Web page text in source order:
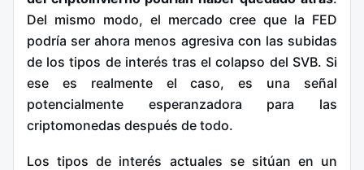
Del mismo modo, el mercado cree que la FED
podría ser ahora menos agresiva con las subidas
de los tipos de interés tras el colapso del SVB. Si
ese es realmente el caso, es una señal
potencialmente esperanzadora para las
criptomonedas después de todo.
Los tipos de interés actuales se sitúan en un